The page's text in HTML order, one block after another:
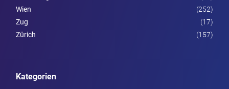
Wien
(252)
Zug
(17)
Zürich
(157)
Kategorien